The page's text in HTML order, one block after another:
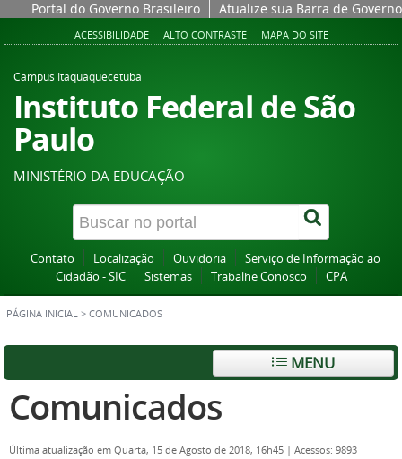
Portal do Governo Brasileiro Atualize sua Barra de Governo
ACESSIBILIDADE ALTO CONTRASTE MAPA DO SITE
Campus Itaquaquecetuba
Instituto Federal de São
Paulo
MINISTÉRIO DA EDUCAÇÃO
Contato Localização Ouvidoria
Serviço de Informação ao
Cidadão - SIC
Sistemas Trabalhe Conosco CPA
PÁGINA INICIAL > COMUNICADOS
MENU
Comunicados
Última atualização em Quarta, 15 de Agosto de 2018, 16h45 | Acessos: 9893